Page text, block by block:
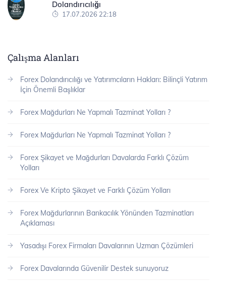
Dolandırıcılığı
17.07.2026 22:18
Çalışma Alanları
Forex Dolandırıcılığı ve Yatırımcıların Hakları: Bilinçli Yatırım
İçin Önemli Başlıklar
Forex Mağdurları Ne Yapmalı Tazminat Yolları ?
Forex Mağdurları Ne Yapmalı Tazminat Yolları ?
Forex Şikayet ve Mağdurları Davalarda Farklı Çözüm
Yolları
Forex Ve Kripto Şikayet ve Farklı Çözüm Yolları
Forex Mağdurlarının Bankacılık Yönünden Tazminatları
Açıklaması
Yasadışı Forex Firmaları Davalarının Uzman Çözümleri
Forex Davalarında Güvenilir Destek sunuyoruz